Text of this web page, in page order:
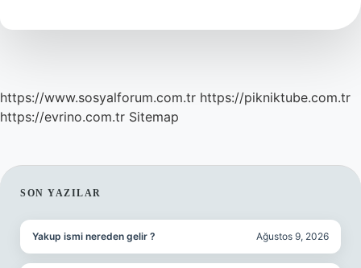
https://www.sosyalforum.com.tr https://pikniktube.com.tr
https://evrino.com.tr Sitemap
SIDEBAR
SON YAZILAR
Yakup ismi nereden gelir ? Ağustos 9, 2026